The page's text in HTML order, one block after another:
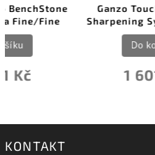
Ganzo Touch Pro Ultra
Sharpening System (GTPU)
KONTAKT